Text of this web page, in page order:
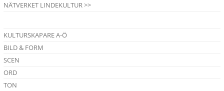
NÄTVERKET LINDEKULTUR >>
KULTURSKAPARE A-Ö
BILD & FORM
SCEN
ORD
TON